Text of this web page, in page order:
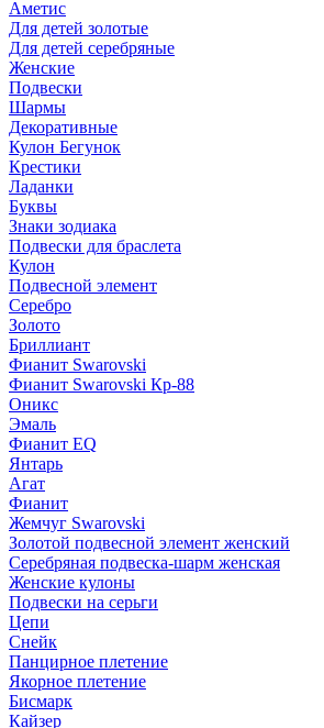
Аметис
Для детей золотые
Для детей серебряные
Женские
Подвески
Шармы
Декоративные
Кулон Бегунок
Крестики
Ладанки
Буквы
Знаки зодиака
Подвески для браслета
Кулон
Подвесной элемент
Серебро
Золото
Бриллиант
Фианит Swarovski
Фианит Swarovski Кр-88
Оникс
Эмаль
Фианит EQ
Янтарь
Агат
Фианит
Жемчуг Swarovski
Золотой подвесной элемент женcкий
Серебряная подвеска-шарм женская
Женские кулоны
Подвески на серьги
Цепи
Снейк
Панцирное плетение
Якорное плетение
Бисмарк
Кайзер